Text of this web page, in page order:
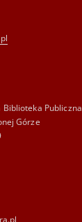
Publiczna
Górze